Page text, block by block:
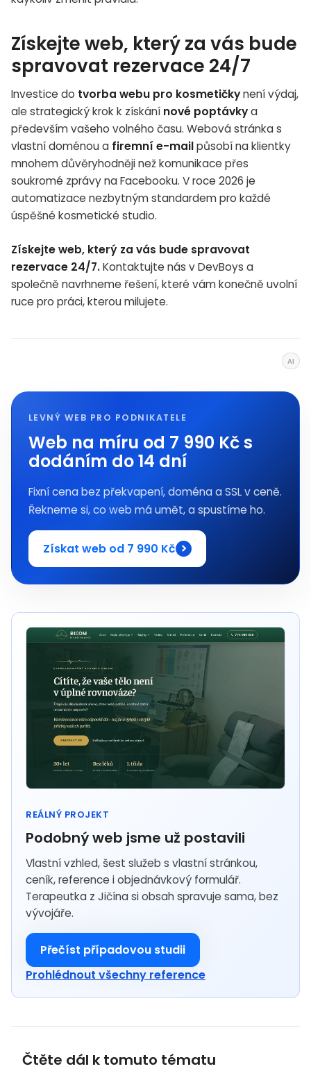
Získejte web, který za vás bude
spravovat rezervace 24/7
Investice do tvorba webu pro kosmetičkynení výdaj,
ale strategický krok k získání nové poptávkya
především vašeho volného času. Webová stránka s
vlastní doménou a firemní e-mailpůsobí na klientky
mnohem důvěryhodněji než komunikace přes
soukromé zprávy na Facebooku. V roce 2026 je
automatizace nezbytným standardem pro každé
úspěšné kosmetické studio.
Získejte web, který za vás bude spravovat
rezervace 24/7.Kontaktujte nás v DevBoys a
společně navrhneme řešení, které vám konečně uvolní
ruce pro práci, kterou milujete.
AI
LEVNÝ WEB PRO PODNIKATELE
Web na míru od 7 990 Kč s
dodáním do 14 dní
Fixní cena bez překvapení, doména a SSL v ceně.
Řekneme si, co web má umět, a spustíme ho.
Získat web od 7 990 Kč
REÁLNÝ PROJEKT
Podobný web jsme už postavili
Vlastní vzhled, šest služeb s vlastní stránkou,
ceník, reference i objednávkový formulář.
Terapeutka z Jičína si obsah spravuje sama, bez
vývojáře.
Přečíst případovou studii
Prohlédnout všechny reference
Čtěte dál k tomuto tématu